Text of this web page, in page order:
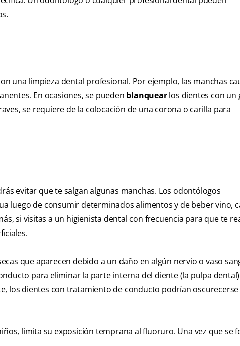
una limpieza dental profesional. Por ejemplo, las manchas
En ocasiones, se pueden blanquearlos dientes con un
se requiere de la colocación de una corona o carilla para
evitar que te salgan algunas manchas. Los odontólogos
luego de consumir determinados alimentos y de beber vino,
si visitas a un higienista dental con frecuencia para que te
que aparecen debido a un daño en algún nervio o vaso
para eliminar la parte interna del diente (la pulpa
los dientes con tratamiento de conducto podrían
limita su exposición temprana al fluoruro. Una vez que se